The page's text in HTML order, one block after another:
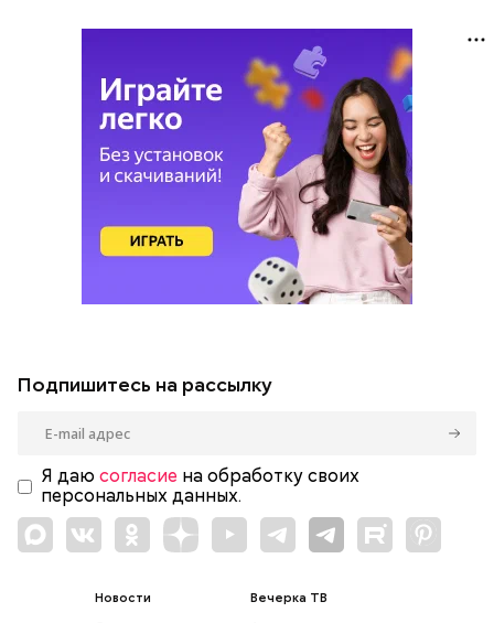
Подпишитесь на рассылку
Я даю согласие на обработку своих
персональных данных.
Новости
Вечерка ТВ